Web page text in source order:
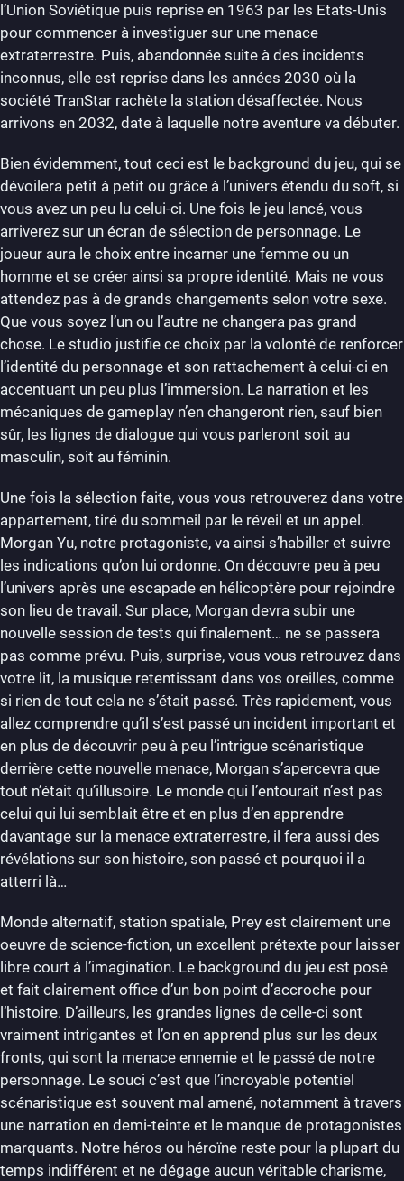
l’Union Soviétique puis reprise en 1963 par les Etats-Unis
pour commencer à investiguer sur une menace
extraterrestre. Puis, abandonnée suite à des incidents
inconnus, elle est reprise dans les années 2030 où la
société TranStar rachète la station désaffectée. Nous
arrivons en 2032, date à laquelle notre aventure va débuter.
Bien évidemment, tout ceci est le background du jeu, qui se
dévoilera petit à petit ou grâce à l’univers étendu du soft, si
vous avez un peu lu celui-ci. Une fois le jeu lancé, vous
arriverez sur un écran de sélection de personnage. Le
joueur aura le choix entre incarner une femme ou un
homme et se créer ainsi sa propre identité. Mais ne vous
attendez pas à de grands changements selon votre sexe.
Que vous soyez l’un ou l’autre ne changera pas grand
chose. Le studio justifie ce choix par la volonté de renforcer
l’identité du personnage et son rattachement à celui-ci en
accentuant un peu plus l’immersion. La narration et les
mécaniques de gameplay n’en changeront rien, sauf bien
sûr, les lignes de dialogue qui vous parleront soit au
masculin, soit au féminin.
Une fois la sélection faite, vous vous retrouverez dans votre
appartement, tiré du sommeil par le réveil et un appel.
Morgan Yu, notre protagoniste, va ainsi s’habiller et suivre
les indications qu’on lui ordonne. On découvre peu à peu
l’univers après une escapade en hélicoptère pour rejoindre
son lieu de travail. Sur place, Morgan devra subir une
nouvelle session de tests qui finalement… ne se passera
pas comme prévu. Puis, surprise, vous vous retrouvez dans
votre lit, la musique retentissant dans vos oreilles, comme
si rien de tout cela ne s’était passé. Très rapidement, vous
allez comprendre qu’il s’est passé un incident important et
en plus de découvrir peu à peu l’intrigue scénaristique
derrière cette nouvelle menace, Morgan s’apercevra que
tout n’était qu’illusoire. Le monde qui l’entourait n’est pas
celui qui lui semblait être et en plus d’en apprendre
davantage sur la menace extraterrestre, il fera aussi des
révélations sur son histoire, son passé et pourquoi il a
atterri là…
Monde alternatif, station spatiale, Prey est clairement une
oeuvre de science-fiction, un excellent prétexte pour laisser
libre court à l’imagination. Le background du jeu est posé
et fait clairement office d’un bon point d’accroche pour
l’histoire. D’ailleurs, les grandes lignes de celle-ci sont
vraiment intrigantes et l’on en apprend plus sur les deux
fronts, qui sont la menace ennemie et le passé de notre
personnage. Le souci c’est que l’incroyable potentiel
scénaristique est souvent mal amené, notamment à travers
une narration en demi-teinte et le manque de protagonistes
marquants. Notre héros ou héroïne reste pour la plupart du
temps indifférent et ne dégage aucun véritable charisme,